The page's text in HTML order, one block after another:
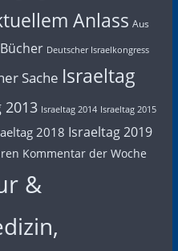
Anlass Aus
Bücher Deutscher Israelkongress
Sache Israeltag
2013 Israeltag 2014 Israeltag 2015
2018 Israeltag 2019
Kommentar der Woche
&